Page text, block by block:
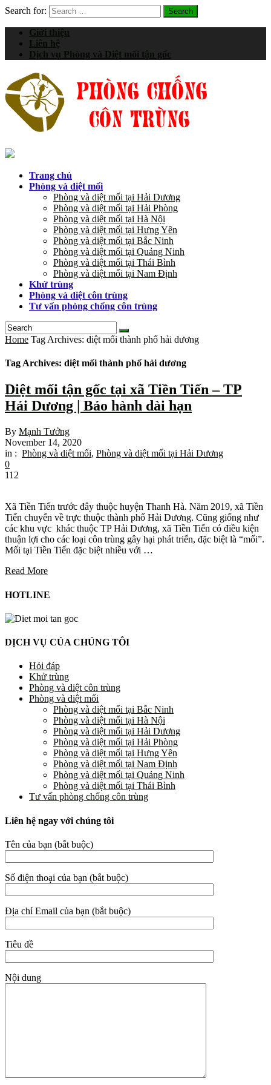
Search for:
Giới thiệu
Liên hệ
Dịch vụ Phòng và Diệt mối tận gốc
Trang chủ
Phòng và diệt mối
Phòng và diệt mối tại Hải Dương
Phòng và diệt mối tại Hải Phòng
Phòng và diệt mối tại Hà Nội
Phòng và diệt mối tại Hưng Yên
Phòng và diệt mối tại Bắc Ninh
Phòng và diệt mối tại Quảng Ninh
Phòng và diệt mối tại Thái Bình
Phòng và diệt mối tại Nam Định
Khử trùng
Phòng và diệt côn trùng
Tư vấn phòng chống côn trùng
Home Tag Archives: diệt mối thành phố hải dương
Tag Archives: diệt mối thành phố hải dương
Diệt mối tận gốc tại xã Tiền Tiến – TP
Hải Dương | Bảo hành dài hạn
By Mạnh Tưởng
November 14, 2020
in : Phòng và diệt mối, Phòng và diệt mối tại Hải Dương
0
112
Xã Tiền Tiến trước đây thuộc huyện Thanh Hà. Năm 2019, xã Tiền
Tiến chuyển về trực thuộc thành phố Hải Dương. Cũng giống như
các khu vực khác thuộc TP Hải Dương, xã Tiền Tiến có điều kiện
thuận lợi cho các loại côn trùng gây hại phát triển, đặc biệt là “mối”.
Mối tại Tiền Tiến đặc biệt nhiều với …
Read More
HOTLINE
DỊCH VỤ CỦA CHÚNG TÔI
Hỏi đáp
Khử trùng
Phòng và diệt côn trùng
Phòng và diệt mối
Phòng và diệt mối tại Bắc Ninh
Phòng và diệt mối tại Hà Nội
Phòng và diệt mối tại Hải Dương
Phòng và diệt mối tại Hải Phòng
Phòng và diệt mối tại Hưng Yên
Phòng và diệt mối tại Nam Định
Phòng và diệt mối tại Quảng Ninh
Phòng và diệt mối tại Thái Bình
Tư vấn phòng chống côn trùng
Liên hệ ngay với chúng tôi
Tên của bạn (bắt buộc)
Số điện thoại của bạn (bắt buộc)
Địa chỉ Email của bạn (bắt buộc)
Tiêu đề
Nội dung